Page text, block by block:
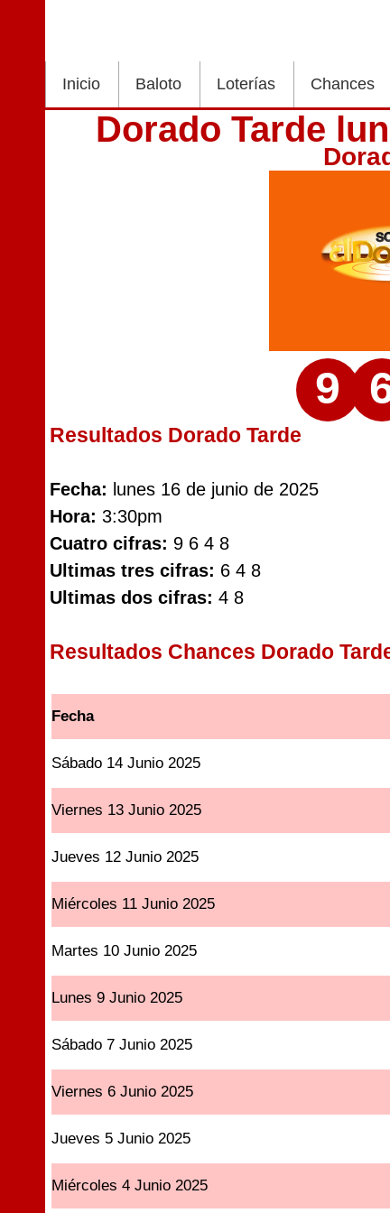
Inicio Baloto Loterías Chances
Dorado Tarde
9
Resultados Dorado Tarde
Fecha: lunes 16 de junio de 2025
Hora: 3:30pm
Cuatro cifras: 9 6 4 8
Ultimas tres cifras: 6 4 8
Ultimas dos cifras: 4 8
Resultados Chances Dorado
Fecha
Sábado 14 Junio 2025
Viernes 13 Junio 2025
Jueves 12 Junio 2025
Miércoles 11 Junio 2025
Martes 10 Junio 2025
Lunes 9 Junio 2025
Sábado 7 Junio 2025
Viernes 6 Junio 2025
Jueves 5 Junio 2025
Miércoles 4 Junio 2025